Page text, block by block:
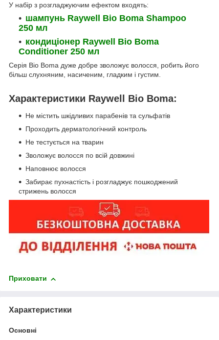
У набір з розгладжуючим ефектом входять:
шампунь Raywell Bio Boma Shampoo
250 мл
кондиціонер Raywell Bio Boma
Conditioner 250 мл
Серія Bio Boma дуже добре зволожує волосся, робить його
більш слухняним, насиченим, гладким і густим.
Характеристики Raywell Bio Boma:
Не містить шкідливих парабенів та сульфатів
Проходить дерматологічний контроль
Не тестується на тварин
Зволожує волосся по всій довжині
Наповнює волосся
Забирає пухнастість і розгладжує пошкоджений
стрижень волосся
Приховати
Характеристики
Основні